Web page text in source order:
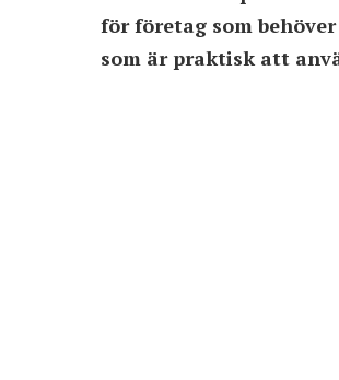
för företag som
som är praktisk att